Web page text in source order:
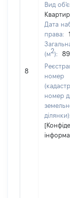
8
Вид
Дата
права:
(м2):
89
номер
номер
ділянки):